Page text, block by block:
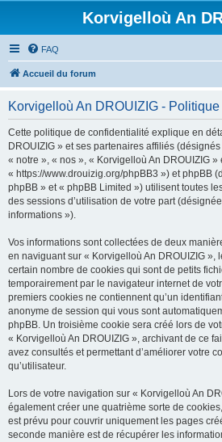
Korvigelloù An
FAQ
Accueil du forum
Korvigelloù An DROUIZIG -
Cette politique de confidentialité explique en
DROUIZIG » et ses partenaires affiliés
« notre », « nos », « Korvigelloù An DROUIZIG »
« https://www.drouizig.org/phpBB3 ») et phpBB
phpBB » et « phpBB Limited ») utilisent toutes
des sessions d’utilisation de votre part
informations »).
Vos informations sont collectées de deux
en naviguant sur « Korvigelloù An DROUIZIG »,
certain nombre de cookies qui sont de petits
temporairement par le navigateur internet de
premiers cookies ne contiennent qu’un
anonyme de session qui vous sont
phpBB. Un troisième cookie sera créé lors de
« Korvigelloù An DROUIZIG », archivant de ce
avez consultés et permettant d’améliorer votre
qu’utilisateur.
Lors de votre navigation sur « Korvigelloù An
également créer une quatrième sorte de
est prévu pour couvrir uniquement les pages
seconde manière est de récupérer les